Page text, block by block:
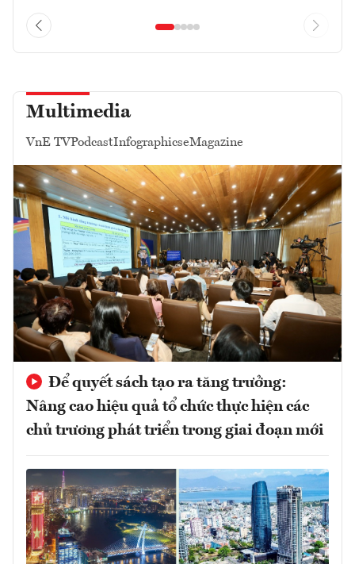
Multimedia
VnE TVPodcastInfographicseMagazine
Để quyết sách tạo ra tăng trưởng:
Nâng cao hiệu quả tổ chức thực hiện các
chủ trương phát triển trong giai đoạn mới